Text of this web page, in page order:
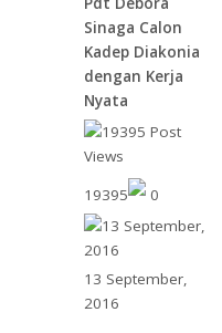
Sinaga Calon
Kadep Diakonia
dengan Kerja
Nyata
19395 0
13 September,
2016